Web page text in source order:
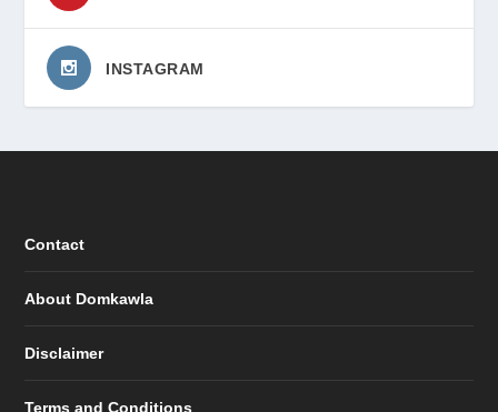
INSTAGRAM
Contact
About Domkawla
Disclaimer
Terms and Conditions